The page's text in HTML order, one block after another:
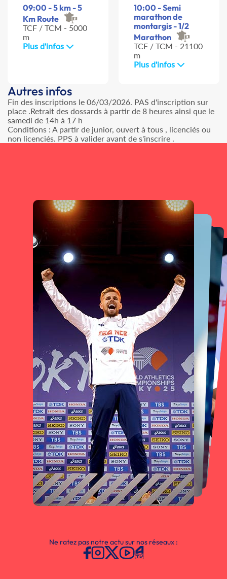
09:00 - 5 km - 5
Km Route
TCF / TCM - 5000
m
Plus d'infos
10:00 - Semi
marathon de
montargis - 1/2
Marathon
TCF / TCM - 21100
m
Plus d'infos
Autres infos
Fin des inscriptions le 06/03/2026. PAS d'inscription sur
place .Retrait des dossards à partir de 8 heures ainsi que le
samedi de 14h à 17 h
Conditions : A partir de junior, ouvert à tous , licenciés ou
non licenciés. PPS à valider avant de s'inscrire .
Ne ratez pas notre actu sur nos réseaux :